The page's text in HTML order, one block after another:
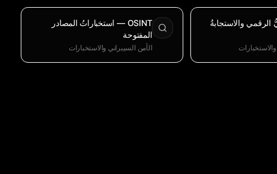
والاستجابةُ
OSINT — استخباراتُ المصادر
المفتوحة
الأمن السيبراني والاستخبارات